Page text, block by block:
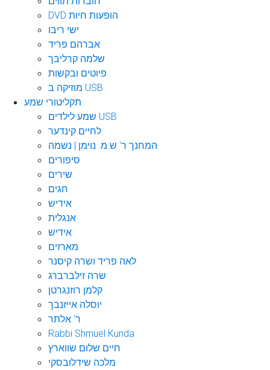
DVD הופעות חיות
ישי ריבו
אברהם פריד
שלמה קרליבך
פיוטים ובקשות
מוזיקה ב USB
תקליטורי שמע
שמע לילדים USB
לחיים קינדער
המחנך ר' ש.מ. נוימן | נשמה
סיפורים
שירים
חגים
אידיש
אנגלית
אידיש
מארזים
לאה פריד ושרה קיסנר
שרה זילברברג
קלמן רוזנגרטן
יוסלה אייזנבך
ר' אלתר
Rabbi Shmuel Kunda
חיים שלום שווארץ
מלכה שידלובסקי